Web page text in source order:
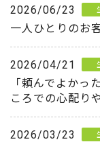
2026/06/23
一人ひとりのお
2026/04/21
「頼んでよかっ
ころでの心配り
2026/03/23